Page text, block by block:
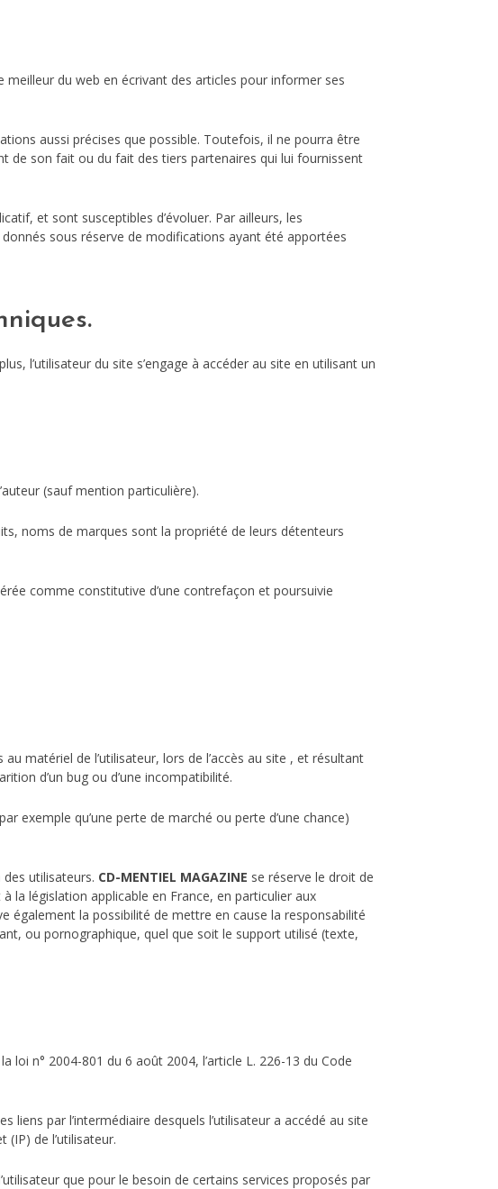
du web en écrivant des articles pour informer ses
aussi précises que possible. Toutefois, il ne pourra être
de son fait ou du fait des tiers partenaires qui lui fournissent
et sont susceptibles d’évoluer. Par ailleurs, les
sous réserve de modifications ayant été apportées
l’utilisateur du site s’engage à accéder au site en utilisant un
(sauf mention particulière).
noms de marques sont la propriété de leurs détenteurs
comme constitutive d’une contrefaçon et poursuivie
matériel de l’utilisateur, lors de l’accès au site , et résultant
d’un bug ou d’une incompatibilité.
exemple qu’une perte de marché ou perte d’une chance)
utilisateurs. CD-MENTIEL MAGAZINE se réserve le droit de
la législation applicable en France, en particulier aux
également la possibilité de mettre en cause la responsabilité
ou pornographique, quel que soit le support utilisé (texte,
n° 2004-801 du 6 août 2004, l’article L. 226-13 du Code
liens par l’intermédiaire desquels l’utilisateur a accédé au site
(IP) de l’utilisateur.
que pour le besoin de certains services proposés par